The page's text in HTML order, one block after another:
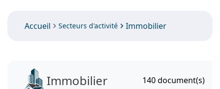
Accueil Secteurs d'activité Immobilier
Immobilier 140document(s)